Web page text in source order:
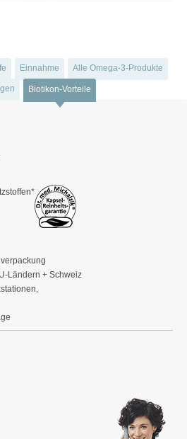
Einnahme Alle Omega-3-Produkte
Biotikon-Vorteile
Ländern + Schweiz